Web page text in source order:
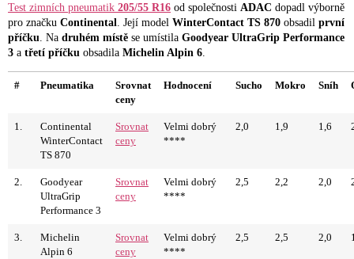
Test zimních pneumatik 205/55 R16 od společnosti ADAC dopadl výborně
pro značku Continental . Její model WinterContact TS 870 obsadil první
příčku . Na druhém místě se umístila Goodyear UltraGrip Performance
3 a třetí příčku obsadila Michelin Alpin 6
# Pneumatika
Srovnat
ceny
Hodnocení Sucho Mokro Sníh
1.
Continental
WinterContact
TS 870
Srovnat
ceny
Velmi dobrý
****
2,0 1,9 1,6
2.
Goodyear
UltraGrip
Performance 3
Srovnat
ceny
Velmi dobrý
****
2,5 2,2 2,0
3.
Michelin
Alpin 6
Srovnat
ceny
Velmi dobrý
****
2,5 2,5 2,0